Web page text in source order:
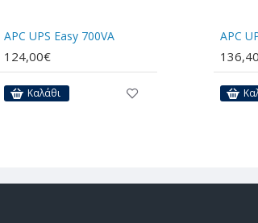
APC UPS Easy 700VA
124,00€
Καλάθι
APC